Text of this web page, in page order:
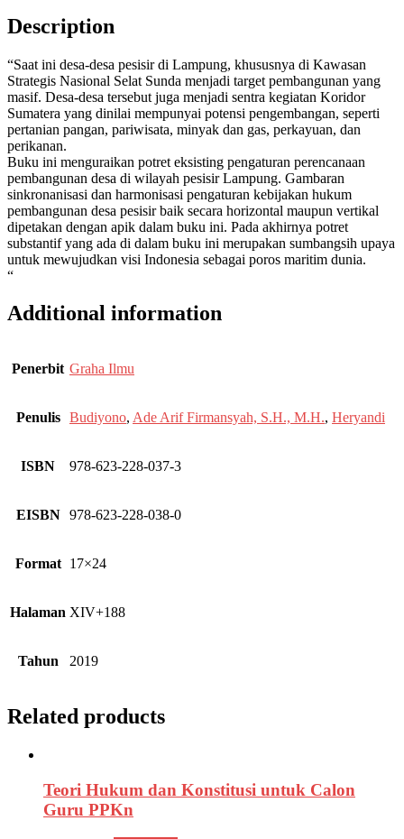
Description
“Saat ini desa-desa pesisir di Lampung, khususnya di Kawasan
Strategis Nasional Selat Sunda menjadi target pembangunan yang
masif. Desa-desa tersebut juga menjadi sentra kegiatan Koridor
Sumatera yang dinilai mempunyai potensi pengembangan, seperti
pertanian pangan, pariwisata, minyak dan gas, perkayuan, dan
perikanan.
Buku ini menguraikan potret eksisting pengaturan perencanaan
pembangunan desa di wilayah pesisir Lampung. Gambaran
sinkronanisasi dan harmonisasi pengaturan kebijakan hukum
pembangunan desa pesisir baik secara horizontal maupun vertikal
dipetakan dengan apik dalam buku ini. Pada akhirnya potret
substantif yang ada di dalam buku ini merupakan sumbangsih upaya
untuk mewujudkan visi Indonesia sebagai poros maritim dunia.
“
Additional information
Penerbit Graha Ilmu
Penulis Budiyono, Ade Arif Firmansyah, S.H., M.H., Heryandi
ISBN 978-623-228-037-3
EISBN 978-623-228-038-0
Format 17×24
Halaman XIV+188
Tahun 2019
Related products
Teori Hukum dan Konstitusi untuk Calon
Guru PPKn